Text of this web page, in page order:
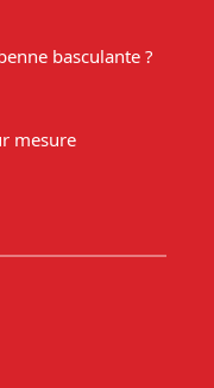
basculante ?
mesure